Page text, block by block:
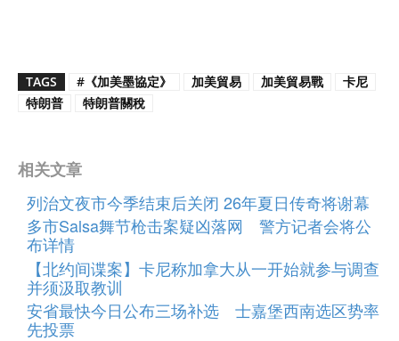
TAGS #《加美墨協定》 加美貿易 加美貿易戰
卡尼
特朗普
特朗普關稅
相关文章
列治文夜市今季结束后关闭 26年夏日传奇将谢幕
多市Salsa舞节枪击案疑凶落网 警方记者会将公
布详情
【北约间谍案】卡尼称加拿大从一开始就参与调查
并须汲取教训
安省最快今日公布三场补选 士嘉堡西南选区势率
先投票